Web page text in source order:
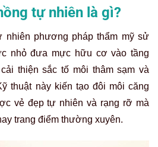
tự nhiên là gì?
nhiên phương pháp thẩm mỹ sử
nhỏ đưa mực hữu cơ vào tầng
thiện sắc tố môi thâm sạm và
thuật này kiến tạo đôi môi căng
vẻ đẹp tự nhiên và rạng rỡ mà
trang điểm thường xuyên.